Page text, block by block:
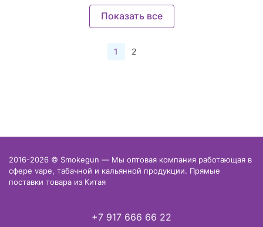
Показать все
1 2
2016-2026 © Smokegun — Мы оптовая компания работающая в
сфере vape, табачной и кальянной продукции. Прямые
поставки товара из Китая
+7 917 666 66 22